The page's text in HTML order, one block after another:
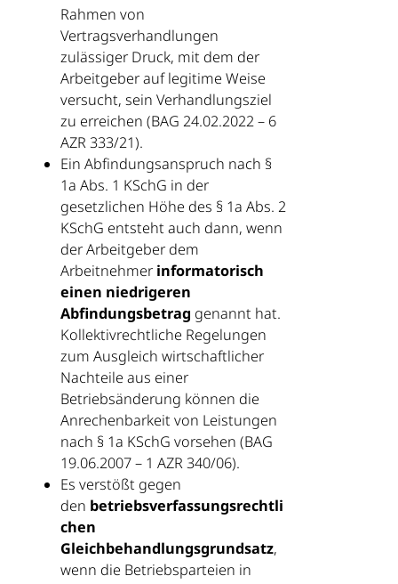
Rahmen von
Vertragsverhandlungen
zulässiger Druck, mit dem der
Arbeitgeber auf legitime Weise
versucht, sein Verhandlungsziel
zu erreichen (BAG 24.02.2022 – 6
AZR 333/21).
Ein Abfindungsanspruch nach §
1a Abs. 1 KSchG in der
gesetzlichen Höhe des § 1a Abs. 2
KSchG entsteht auch dann, wenn
der Arbeitgeber dem
Arbeitnehmer informatorisch
einen niedrigeren
Abfindungsbetrag genannt hat.
Kollektivrechtliche Regelungen
zum Ausgleich wirtschaftlicher
Nachteile aus einer
Betriebsänderung können die
Anrechenbarkeit von Leistungen
nach § 1a KSchG vorsehen (BAG
19.06.2007 – 1 AZR 340/06).
Es verstößt gegen
den betriebsverfassungsrechtli
chen
Gleichbehandlungsgrundsatz,
wenn die Betriebsparteien in